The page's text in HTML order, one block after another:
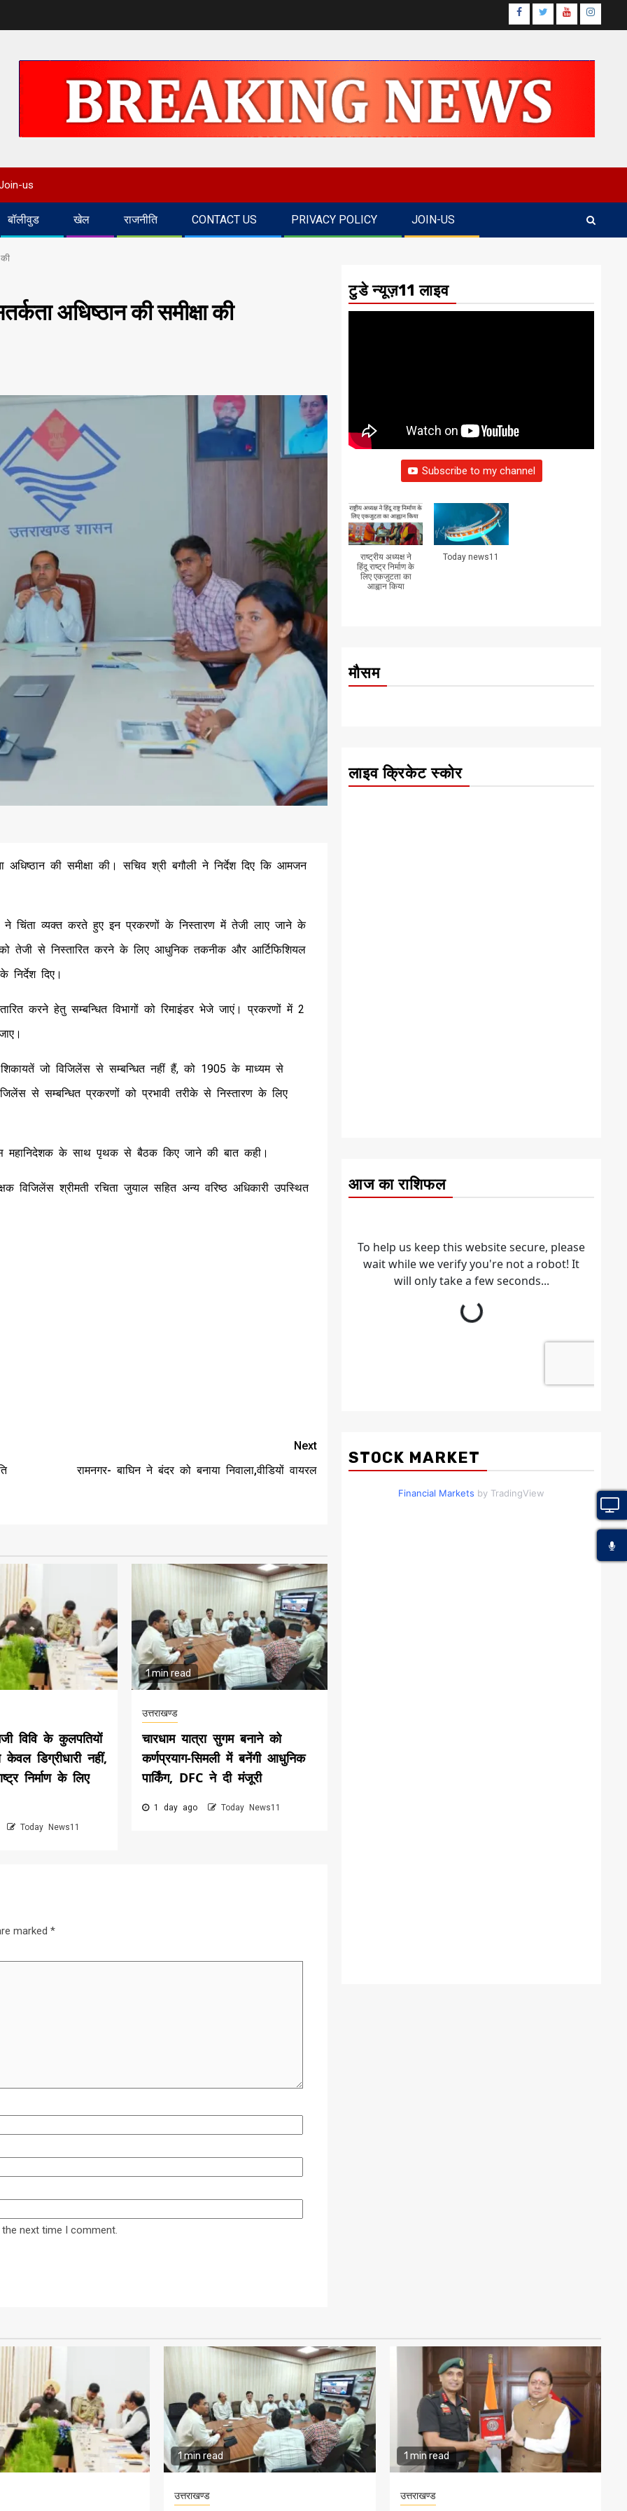
Facebook
TwitterYoutube
us
बॉलीवुड खेल राजनीति CONTACT US PRIVACY POLICY JOIN-US
अधिष्ठान की समीक्षा की
की समीक्षा की। सचिव श्री बगौली ने निर्देश दिए कि आमजन
चिंता व्यक्त करते हुए इन प्रकरणों के निस्तारण में तेजी लाए जाने के
तेजी से निस्तारित करने के लिए आधुनिक तकनीक और आर्टिफिशियल
दिए।
करने हेतु सम्बन्धित विभागों को रिमाइंडर भेजे जाएं। प्रकरणों में 2
जो विजिलेंस से सम्बन्धित नहीं हैं, को 1905 के माध्यम से
से सम्बन्धित प्रकरणों को प्रभावी तरीके से निस्तारण के लिए
महानिदेशक के साथ पृथक से बैठक किए जाने की बात कही।
श्रीमती रचिता जुयाल सहित अन्य वरिष्ठ अधिकारी उपस्थित
Next
रामनगर- बाघिन ने बंदर को बनाया निवाला,वीडियों वायरल
विवि के कुलपतियों
डिग्रीधारी नहीं,
निर्माण के लिए
Today News11
1 min read
उत्तराखण्ड
चारधाम यात्रा सुगम बनाने को
कर्णप्रयाग-सिमली में बनेंगी आधुनिक
पार्किंग, DFC ने दी मंजूरी
1 day ago Today News11
marked *
next time I comment.
टुडे न्यूज़11 लाइव
Subscribe to my channel
राष्ट्रीय अध्यक्ष ने
हिंदू राष्ट्र निर्माण के
लिए एकजुटता का
आह्वान किया
Today news11
मौसम
लाइव क्रिकेट स्कोर
आज का राशिफल
STOCK MARKET
Financial Markets by TradingView
1 min read
उत्तराखण्ड
1 min read
उत्तराखण्ड